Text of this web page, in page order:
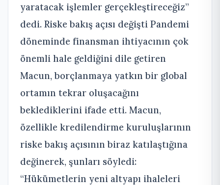
yaratacak işlemler gerçekleştireceğiz”
dedi. Riske bakış açısı değişti Pandemi
döneminde finansman ihtiyacının çok
önemli hale geldiğini dile getiren
Macun, borçlanmaya yatkın bir global
ortamın tekrar oluşacağını
beklediklerini ifade etti. Macun,
özellikle kredilendirme kuruluşlarının
riske bakış açısının biraz katılaştığına
değinerek, şunları söyledi:
“Hükümetlerin yeni altyapı ihaleleri